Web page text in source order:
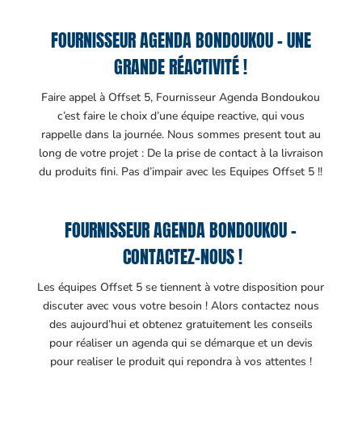
FOURNISSEUR AGENDA BONDOUKOU – UNE
GRANDE RÉACTIVITÉ !
Faire appel à Offset 5, Fournisseur Agenda Bondoukou
c’est faire le choix d’une équipe reactive, qui vous
rappelle dans la journée. Nous sommes present tout au
long de votre projet : De la prise de contact à la livraison
du produits fini. Pas d’impair avec les Equipes Offset 5 !!
FOURNISSEUR AGENDA BONDOUKOU –
CONTACTEZ-NOUS !
Les équipes Offset 5 se tiennent à votre disposition pour
discuter avec vous votre besoin ! Alors contactez nous
des aujourd’hui et obtenez gratuitement les conseils
pour réaliser un agenda qui se démarque et un devis
pour realiser le produit qui repondra à vos attentes !